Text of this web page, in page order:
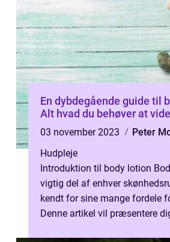
En dybdegående guide til
Alt hvad du behøver at vide
03 november 2023
Peter
Hudpleje
Introduktion til body lotion
vigtig del af enhver
kendt for sine mange fordele
Denne artikel vil præsentere